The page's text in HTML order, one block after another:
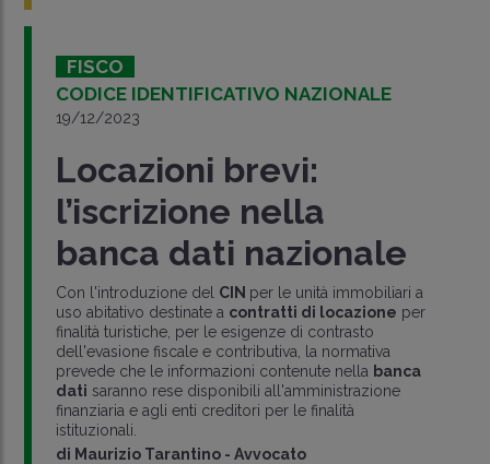
FISCO
CODICE IDENTIFICATIVO NAZIONALE
19/12/2023
Locazioni brevi:
l’iscrizione nella
banca dati nazionale
Con l'introduzione del CIN per le unità immobiliari a
uso abitativo destinate a contratti di locazione per
finalità turistiche, per le esigenze di contrasto
dell'evasione fiscale e contributiva, la normativa
prevede che le informazioni contenute nella banca
dati saranno rese disponibili all'amministrazione
finanziaria e agli enti creditori per le finalità
istituzionali.
di Maurizio Tarantino - Avvocato